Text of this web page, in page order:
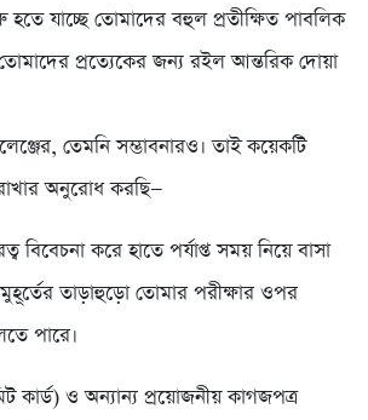
যাচ্ছে তোমাদের বহুল প্রতীক্ষিত পাবলিক
প্রত্যেকের জন্য রইল আন্তরিক দোয়া
তেমনি সম্ভাবনারও। তাই কয়েকটি
অনুরোধ করছি—
বিবেচনা করে হাতে পর্যাপ্ত সময় নিয়ে বাসা
তাড়াহুড়ো তোমার পরীক্ষার ওপর
পারে।
কার্ড) ও অন্যান্য প্রয়োজনীয় কাগজপত্র